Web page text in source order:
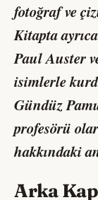
fotoğraf ve
Kitapta
Paul Auster
isimlerle
Gündüz
profesörü
hakkındaki
Arka